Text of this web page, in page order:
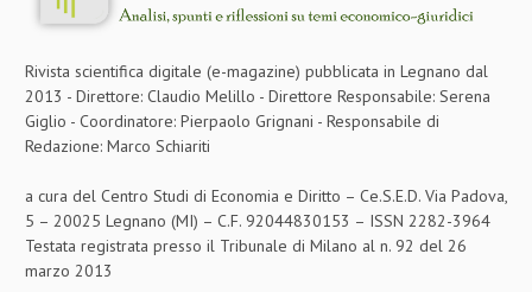
Rivista scientifica digitale (e-magazine) pubblicata in Legnano dal
2013 - Direttore: Claudio Melillo - Direttore Responsabile: Serena
Giglio - Coordinatore: Pierpaolo Grignani - Responsabile di
Redazione: Marco Schiariti
a cura del Centro Studi di Economia e Diritto – Ce.S.E.D. Via Padova,
5 – 20025 Legnano (MI) – C.F. 92044830153 – ISSN 2282-3964
Testata registrata presso il Tribunale di Milano al n. 92 del 26
marzo 2013